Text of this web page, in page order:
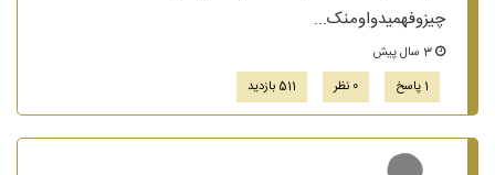
چیزوفهمیدواومنک...
1 پاسخ
0 نظر 511 بازدید